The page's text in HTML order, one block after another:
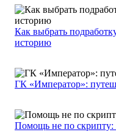
Как выбрать
историю
ГК «Император»:
Помощь не по скрипту: